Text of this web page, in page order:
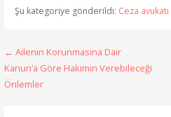
Şu kategoriye gönderildi: Ceza avukatı
Yazı
dolaşımı
← Ailenin Korunmasına Dair
Kanun’a Göre Hakimin Verebileceği
Önlemler